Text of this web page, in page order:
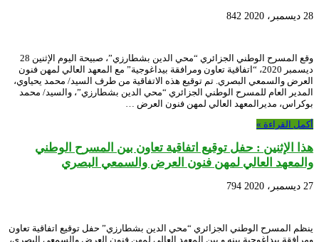
28 ديسمبر، 2020 842
وقع المسرح الوطني الجزائري “محي الدين بشطارزي”، صبيحة اليوم الإثنين 28
ديسمبر 2020، “اتفاقية تعاون ومرافقة بيداغوجية” مع المعهد العالي لمهن فنون
العرض والسمعي البصري. تم توقيع هذه الاتفاقية من طرف السيد/ محمد يحياوي،
المدير العام للمسرح الوطني الجزائري “محي الدين بشطارزي”، والسيد/ محمد
بوكراس، مديرالمعهد العالي لمهن فنون العرض …
أكمل القراءة »
هذا الإثنين : حفل توقيع اتفاقية تعاون بين المسرح الوطني
والمعهد العالي لمهن فنون العرض والسمعي البصري
27 ديسمبر، 2020 794
ينظم المسرح الوطني الجزائري “محي الدين بشطارزي” حفل توقيع اتفاقية تعاون
ومرافقة بيداغوجية بينه و بين المعهد العالي لمهن فنون العرض والسمعي البصري،